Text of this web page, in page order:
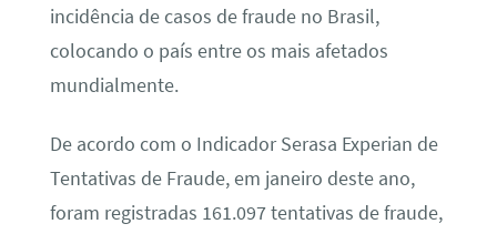
incidência de casos de fraude no Brasil,
colocando o país entre os mais afetados
mundialmente.
De acordo com o Indicador Serasa Experian de
Tentativas de Fraude, em janeiro deste ano,
foram registradas 161.097 tentativas de fraude,